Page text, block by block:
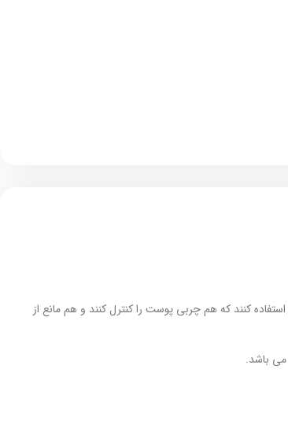
استفاده کنند که هم چربی پوست را کنترل کنند و هم مانع از
می باشد.